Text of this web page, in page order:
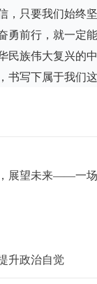
，只要我们始终
勇前行，就一定
民族伟大复兴的
书写下属于我们
展望未来——一
升政治自觉